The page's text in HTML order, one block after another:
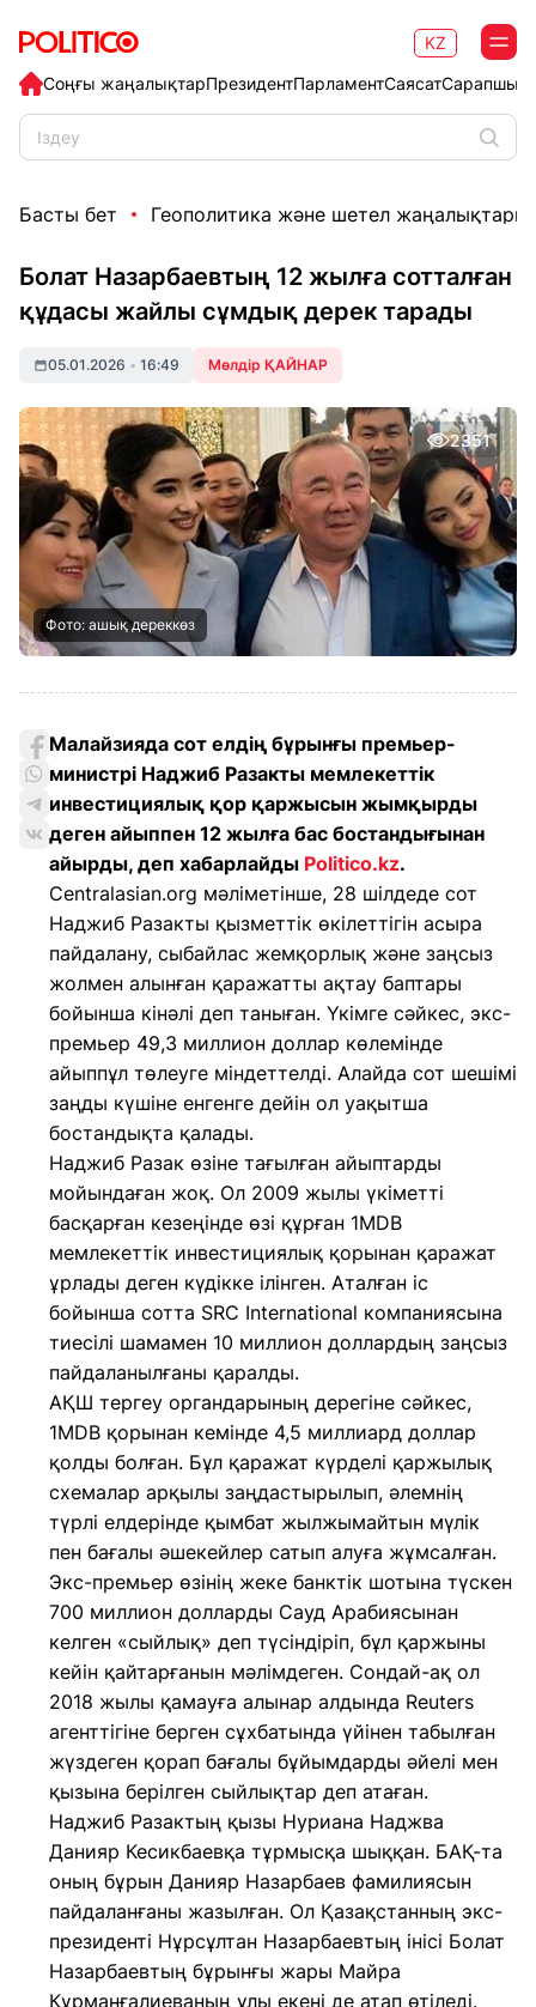
Соңғы жаңалықтарПрезидентПарламентСаясат
KZ
Басты бет Геополитика және шетел жаңалықтары
Болат Назарбаевтың 12 жылға сотталған
құдасы жайлы сұмдық дерек тарады
05.01.2026 • 16:49 Мөлдір ҚАЙНАР
2351
Фото: ашық дереккөз
Малайзияда сот елдің бұрынғы премьер-
министрі Наджиб Разакты мемлекеттік
инвестициялық қор қаржысын жымқырды
деген айыппен 12 жылға бас бостандығынан
айырды, деп хабарлайды Politico.kz.
Centralasian.org мәліметінше, 28 шілдеде сот
Наджиб Разакты қызметтік өкілеттігін асыра
пайдалану, сыбайлас жемқорлық және заңсыз
жолмен алынған қаражатты ақтау баптары
бойынша кінәлі деп таныған. Үкімге сәйкес, экс-
премьер 49,3 миллион доллар көлемінде
айыппұл төлеуге міндеттелді. Алайда сот шешімі
заңды күшіне енгенге дейін ол уақытша
бостандықта қалады.
Наджиб Разак өзіне тағылған айыптарды
мойындаған жоқ. Ол 2009 жылы үкіметті
басқарған кезеңінде өзі құрған 1MDB
мемлекеттік инвестициялық қорынан қаражат
ұрлады деген күдікке ілінген. Аталған іс
бойынша сотта SRC International компаниясына
тиесілі шамамен 10 миллион доллардың заңсыз
пайдаланылғаны қаралды.
АҚШ тергеу органдарының дерегіне сәйкес,
1MDB қорынан кемінде 4,5 миллиард доллар
қолды болған. Бұл қаражат күрделі қаржылық
схемалар арқылы заңдастырылып, әлемнің
түрлі елдерінде қымбат жылжымайтын мүлік
пен бағалы әшекейлер сатып алуға жұмсалған.
Экс-премьер өзінің жеке банктік шотына түскен
700 миллион долларды Сауд Арабиясынан
келген «сыйлық» деп түсіндіріп, бұл қаржыны
кейін қайтарғанын мәлімдеген. Сондай-ақ ол
2018 жылы қамауға алынар алдында Reuters
агенттігіне берген сұхбатында үйінен табылған
жүздеген қорап бағалы бұйымдарды әйелі мен
қызына берілген сыйлықтар деп атаған.
Наджиб Разактың қызы Нуриана Наджва
Данияр Кесикбаевқа тұрмысқа шыққан. БАҚ-та
оның бұрын Данияр Назарбаев фамилиясын
пайдаланғаны жазылған. Ол Қазақстанның экс-
президенті Нұрсұлтан Назарбаевтың інісі Болат
Назарбаевтың бұрынғы жары Майра
Құрманғалиеваның ұлы екені де атап өтіледі.